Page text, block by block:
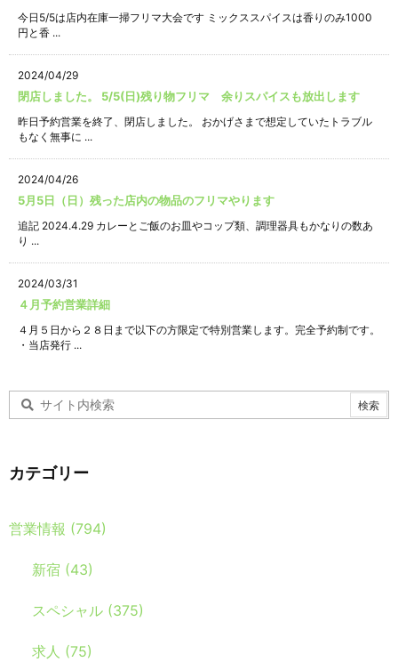
今日5/5は店内在庫一掃フリマ大会です ミックススパイスは香りのみ1000
円と香 ...
2024/04/29
閉店しました。 5/5(日)残り物フリマ 余りスパイスも放出します
昨日予約営業を終了、閉店しました。 おかげさまで想定していたトラブル
もなく無事に ...
2024/04/26
5月5日（日）残った店内の物品のフリマやります
追記 2024.4.29 カレーとご飯のお皿やコップ類、調理器具もかなりの数あ
り ...
2024/03/31
４月予約営業詳細
４月５日から２８日まで以下の方限定で特別営業します。完全予約制です。
・当店発行 ...
カテゴリー
営業情報 (794)
新宿 (43)
スペシャル (375)
求人 (75)